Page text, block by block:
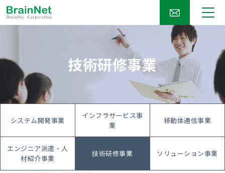
技術研修事業
システム開発事業
インフラサービス事
業
移動体通信事業
エンジニア派遣・人
材紹介事業
技術研修事業 ソリューション事業